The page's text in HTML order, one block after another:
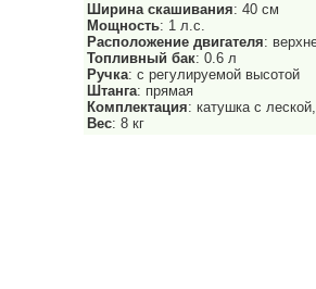
Ширина скашивания: 40 см
Мощность: 1 л.с.
Расположение двигателя:
Топливный бак: 0.6 л
Ручка: с регулируемой высотой
Штанга: прямая
Комплектация: катушка с
Вес: 8 кг